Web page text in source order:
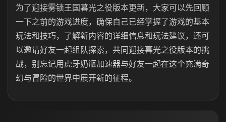
为了迎接雾锁王国暮光之役版本更新，大家可以先回顾
一下之前的游戏进度，确保自己已经掌握了游戏的基本
玩法和技巧，了解新内容的详细信息和玩法建议，还可
以邀请好友一起组队探索，共同迎接暮光之役版本的挑
战，别忘记用虎牙奶瓶加速器与好友一起在这个充满奇
幻与冒险的世界中展开新的征程。